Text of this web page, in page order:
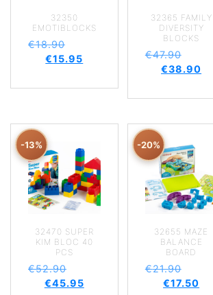
32350
EMOTIBLOCKS
€18.90
€15.95
32365 FAMILY
DIVERSITY
BLOCKS
€47.90
€38.90
-13%
32470 SUPER
KIM BLOC 40
PCS
€52.90
€45.95
-20%
32655 MAZE
BALANCE
BOARD
€21.90
€17.50